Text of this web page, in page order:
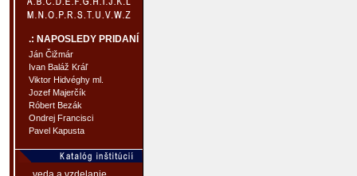
.: NAPOSLEDY PRIDANÍ
Ján Čižmár
Ivan Baláž Kráľ
Viktor Hidvéghy ml.
Jozef Majerčík
Róbert Bezák
Ondrej Francisci
Pavel Kapusta